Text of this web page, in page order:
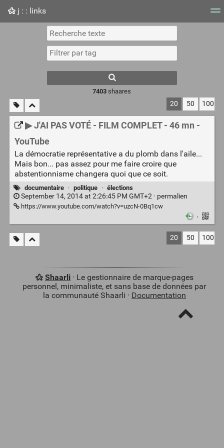
j : : links
Nuage de tags Mur d'images
7403 shaares
20 50 100
▶ J'AI PAS VOTÉ - FILM COMPLET - 46 mn -
YouTube
La démocratie représentative a du plomb dans l'aile...
Mais bon... pas assez pour me faire croire que
abstentionnisme changera quoi que ce soit.
documentaire · politique · élections
September 14, 2014 at 2:26:45 PM GMT+2 · permalien
https://www.youtube.com/watch?v=uzcN-0Bq1cw
·
20 50 100
Shaarli· Le gestionnaire de marque-pages
personnel, minimaliste, et sans base de données par
la communauté Shaarli · Documentation